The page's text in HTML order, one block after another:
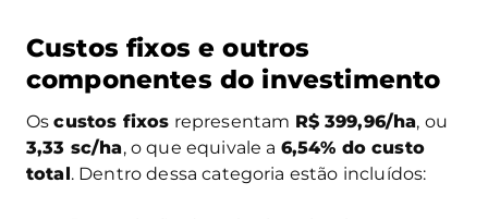
Custos fixos e outros
componentes do investimento
Oscustos fixos representam R$ 399,96/ha, ou
3,33 sc/ha, o que equivale a 6,54% do custo
total. Dentro dessa categoria estão incluídos: